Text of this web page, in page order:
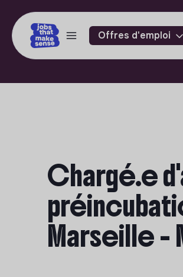
Offres d'emploi
Chargé.e
Marseille -